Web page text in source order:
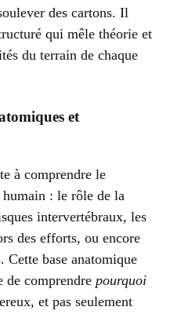
des cartons. Il
qui mêle théorie et
du terrain de chaque
et
à comprendre le
: le rôle de la
intervertébraux, les
des efforts, ou encore
Cette base anatomique
de comprendre pourquoi
et pas seulement